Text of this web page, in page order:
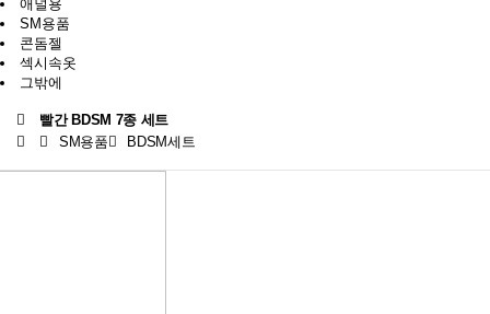
애널용
SM용품
콘돔젤
섹시속옷
그밖에
빨간 BDSM 7종 세트
SM용품
BDSM세트